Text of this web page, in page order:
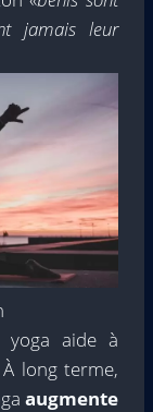
jamais leur
yoga aide à
long terme,
augmente